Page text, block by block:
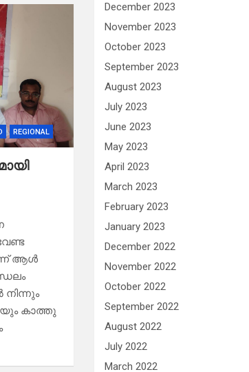
REGIONAL
ആള്‍
കാത്തു
December 2023
November 2023
October 2023
September 2023
August 2023
July 2023
June 2023
May 2023
April 2023
March 2023
February 2023
January 2023
December 2022
November 2022
October 2022
September 2022
August 2022
July 2022
March 2022